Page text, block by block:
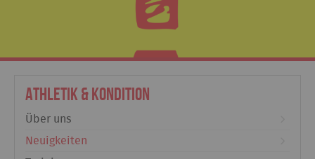
Athletik & Kondition
Über uns
Neuigkeiten